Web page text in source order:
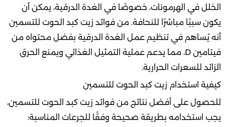
الخلل في الهرمونات، خصوصًا في الغدة الدرقية، يمكن أن
يكون سببًا مباشرًا للنحافة. من فوائد زيت كبد الحوت للتسمين
أنه يُساهم في تنظيم عمل الغدة الدرقية بفضل محتواه من
فيتامين D، مما يدعم عملية التمثيل الغذائي ويمنع الحرق
الزائد للسعرات الحرارية.
كيفية استخدام زيت كبد الحوت للتسمين
للحصول على أفضل نتائج من فوائد زيت كبد الحوت للتسمين،
يجب استخدامه بطريقة صحيحة وفقًا للجرعات المناسبة: